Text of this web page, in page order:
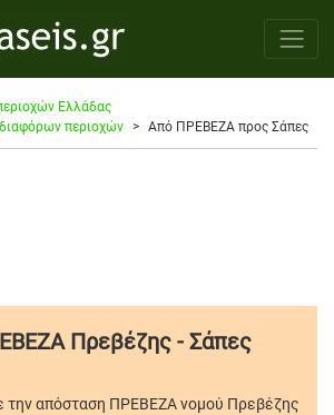
Ελλάδας
περιοχών
Από ΠΡΕΒΕΖΑ προς Σάπες
Πρεβέζης - Σάπες
την απόσταση ΠΡΕΒΕΖΑ νομού Πρεβέζης